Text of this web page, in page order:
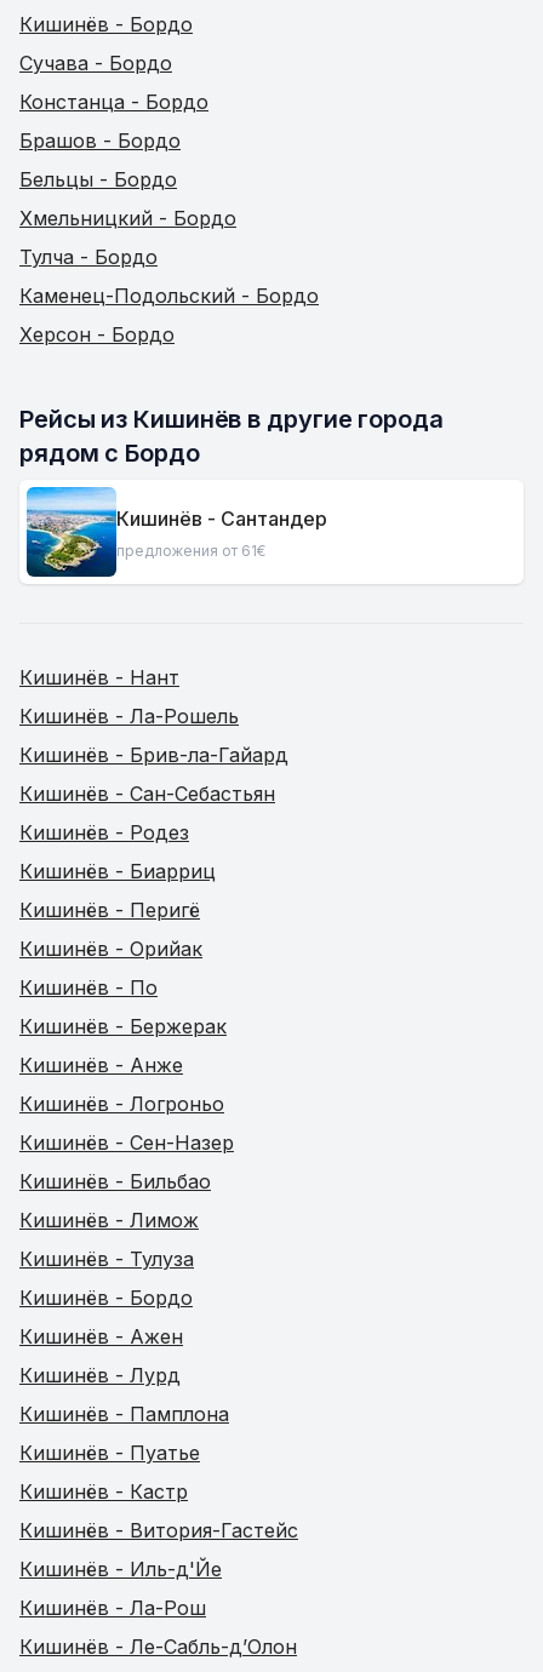
Кишинёв - Бордо
Сучава - Бордо
Констанца - Бордо
Брашов - Бордо
Бельцы - Бордо
Хмельницкий - Бордо
Тулча - Бордо
Каменец-Подольский - Бордо
Херсон - Бордо
Рейсы из Кишинёв в другие города
рядом с Бордо
Кишинёв - Сантандер
предложения от 61€
Кишинёв - Нант
Кишинёв - Ла-Рошель
Кишинёв - Брив-ла-Гайард
Кишинёв - Сан-Себастьян
Кишинёв - Родез
Кишинёв - Биарриц
Кишинёв - Перигё
Кишинёв - Орийак
Кишинёв - По
Кишинёв - Бержерак
Кишинёв - Анже
Кишинёв - Логроньо
Кишинёв - Сен-Назер
Кишинёв - Бильбао
Кишинёв - Лимож
Кишинёв - Тулуза
Кишинёв - Бордо
Кишинёв - Ажен
Кишинёв - Лурд
Кишинёв - Памплона
Кишинёв - Пуатье
Кишинёв - Кастр
Кишинёв - Витория-Гастейс
Кишинёв - Иль-д'Йе
Кишинёв - Ла-Рош
Кишинёв - Ле-Сабль-д’Олон